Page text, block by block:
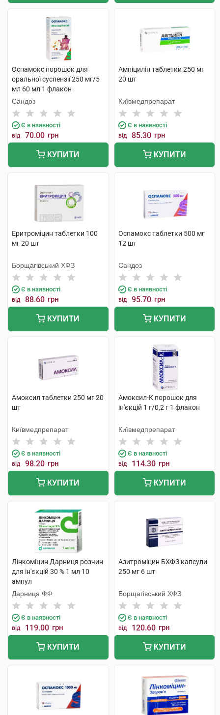
Оспамокс порошок для
оральної суспензії 250 мг/5
мл 60 мл 1 флакон
Сандоз
Є в наявності
від 70.00 грн
КУПИТИ
Ампіцилін таблетки 250 мг
20 шт
Київмедпрепарат
Є в наявності
від 85.30 грн
КУПИТИ
Еритроміцин таблетки 100
мг 20 шт
Борщагівський ХФЗ
Є в наявності
від 88.60 грн
КУПИТИ
Оспамокс таблетки 500 мг
12 шт
Сандоз
Є в наявності
від 95.70 грн
КУПИТИ
Амоксил таблетки 250 мг 20
шт
Київмедпрепарат
Є в наявності
від 98.20 грн
КУПИТИ
Амоксил-К порошок для
ін'єкцій 1 г/0,2 г 1 флакон
Київмедпрепарат
Є в наявності
від 114.30 грн
КУПИТИ
Лінкоміцин Дарниця розчин
для ін'єкцій 30 % 1 мл 10
ампул
Дарниця ФФ
Є в наявності
від 119.00 грн
КУПИТИ
Азитроміцин БХФЗ капсули
250 мг 6 шт
Борщагівський ХФЗ
Є в наявності
від 120.60 грн
КУПИТИ